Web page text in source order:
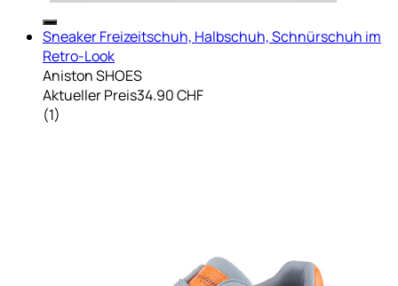
Sneaker Freizeitschuh, Halbschuh, Schnürschuh im
Retro-Look
Aniston SHOES
Aktueller Preis34.90 CHF
(1)